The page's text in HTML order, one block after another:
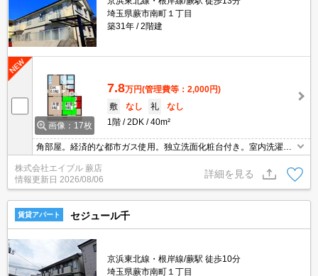
埼玉県蕨市南町１丁目
築31年
2階建
画像：17枚
7.8万円(管理費等：2,000円)
敷
なし 礼
なし
1階
2DK 40m²
角部屋。経済的な都市ガス使用。独立洗面化粧台付き。室内洗濯機
置場。駐車場は敷地内。南向きで日当り良好。敷金・礼金なし。仲
介手数料家賃の55%。駐車場セット契約。久しぶりに空きました。
株式会社エイブル 蕨店
情報更新日 2026/08/06
詳細を見る
賃貸アパート セジュール千
京浜東北線・根岸線/蕨駅 徒歩10分
埼玉県蕨市南町１丁目